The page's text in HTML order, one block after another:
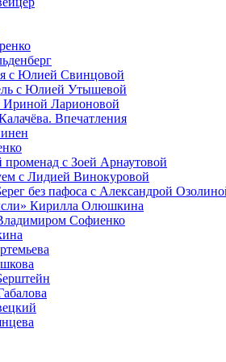
с Юлией Свинцовой
с Юлией Утышевой
Ириной Ларионовой
Впечатления
променад с Зоей Арнаутовой
с Лидией Винокуровой
без пафоса с Александрой
Кирилла Олюшкина
Софиенко